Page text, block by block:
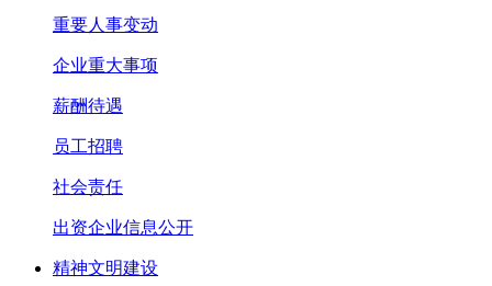
重要人事变动
企业重大事项
薪酬待遇
员工招聘
社会责任
出资企业信息公开
精神文明建设